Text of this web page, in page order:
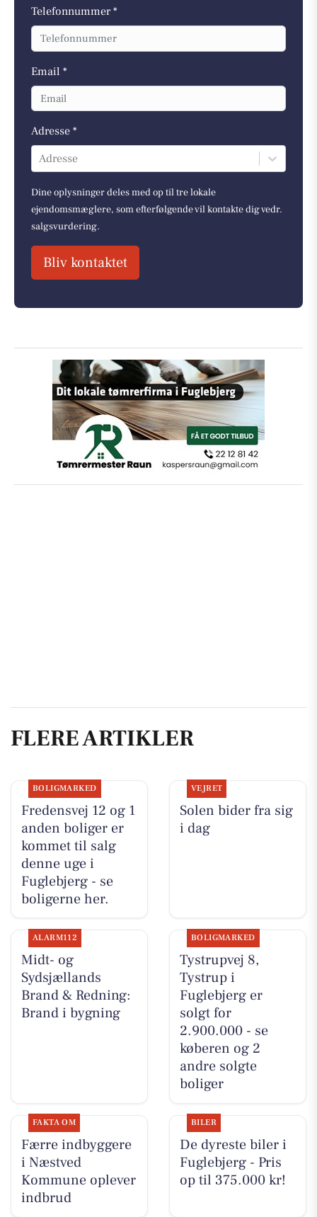
Telefonnummer *
Email *
Adresse *
Adresse
Dine oplysninger deles med op til tre lokale
ejendomsmæglere, som efterfølgende vil kontakte dig vedr.
salgsvurdering.
Bliv kontaktet
FLERE ARTIKLER
BOLIGMARKED
Fredensvej 12 og 1
anden boliger er
kommet til salg
denne uge i
Fuglebjerg - se
boligerne her.
VEJRET
Solen bider fra sig
i dag
ALARM112
Midt- og
Sydsjællands
Brand & Redning:
Brand i bygning
BOLIGMARKED
Tystrupvej 8,
Tystrup i
Fuglebjerg er
solgt for
2.900.000 - se
køberen og 2
andre solgte
boliger
FAKTA OM
Færre indbyggere
i Næstved
Kommune oplever
indbrud
BILER
De dyreste biler i
Fuglebjerg - Pris
op til 375.000 kr!